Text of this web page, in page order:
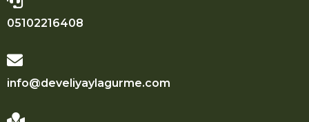
05102216408
info@develiyaylagurme.com